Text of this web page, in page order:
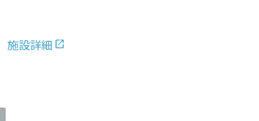
施設詳細